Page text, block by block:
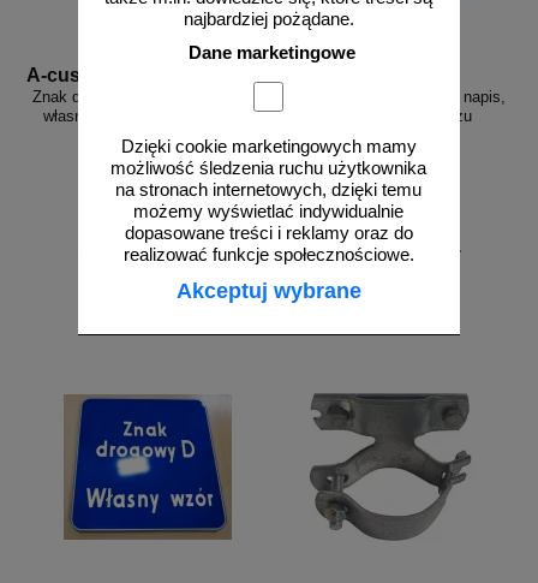
najbardziej pożądane.
Dane marketingowe
Dzięki cookie marketingowych mamy
możliwość śledzenia ruchu użytkownika
na stronach internetowych, dzięki temu
możemy wyświetlać indywidualnie
dopasowane treści i reklamy oraz do
realizować funkcje społecznościowe.
Akceptuj wybrane
A-custom
Znak drogowy A - dowolny napis,
własna grafika - ostrzegawczy
od 244,77 zł
do koszyka
Znak drogowy B - dowolny napis,
własna grafika - zakazu
od 244,77 zł
do koszyka